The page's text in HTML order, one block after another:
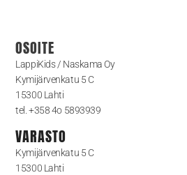
OSOITE
LappiKids / Naskama Oy
Kymijärvenkatu 5 C
15300 Lahti
tel. +358 4o 5893939
VARASTO
Kymijärvenkatu 5 C
15300 Lahti